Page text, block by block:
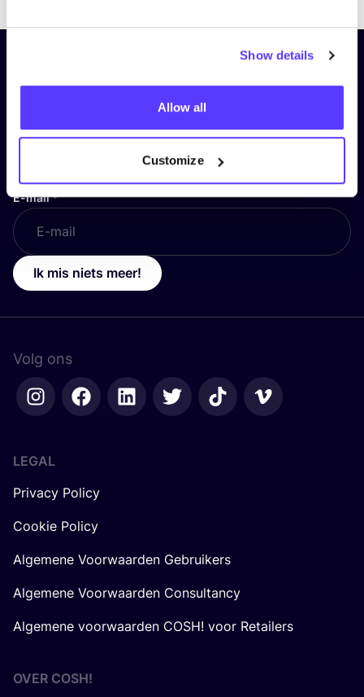
Show details
Allow all
Customize
Schrijf je in op onze nieuwsbrief
en blijf op de hoogte!
Voornaam*
E-mail*
Ik mis niets meer!
Volg ons
LEGAL
Privacy Policy
Cookie Policy
Algemene Voorwaarden Gebruikers
Algemene Voorwaarden Consultancy
Algemene voorwaarden COSH! voor Retailers
OVER COSH!